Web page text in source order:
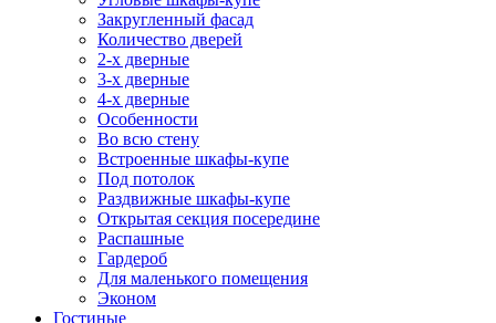
Закругленный фасад
Количество дверей
2-х дверные
3-х дверные
4-х дверные
Особенности
Во всю стену
Встроенные шкафы-купе
Под потолок
Раздвижные шкафы-купе
Открытая секция посередине
Распашные
Гардероб
Для маленького помещения
Эконом
Гостиные